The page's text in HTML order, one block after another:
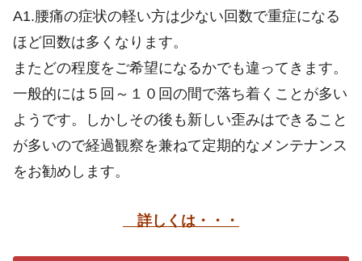
A1.腰痛の症状の軽い方は少ない回数で重症になる
ほど回数は多くなります。
またどの程度をご希望になるかでも違ってきます。
一般的には５回～１０回の間で落ち着くことが多い
ようです。しかしその後も新しい歪みはできること
が多いので経過観察を兼ねて定期的なメンテナンス
をお勧めします。
詳しくは・・・